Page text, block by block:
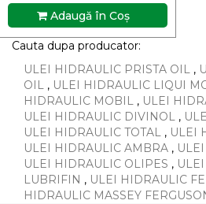
Adaugă în Coş
Cauta dupa producator:
ULEI HIDRAULIC PRISTA OIL ,
OIL , ULEI HIDRAULIC LIQUI
HIDRAULIC MOBIL , ULEI
ULEI HIDRAULIC DIVINOL ,
ULEI HIDRAULIC TOTAL , ULEI
ULEI HIDRAULIC AMBRA ,
ULEI HIDRAULIC OLIPES ,
LUBRIFIN , ULEI HIDRAULIC
HIDRAULIC MASSEY